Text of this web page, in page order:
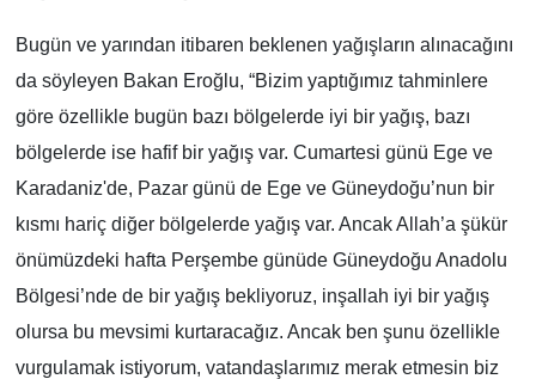
Bugün ve yarından itibaren beklenen yağışların alınacağını
da söyleyen Bakan Eroğlu, “Bizim yaptığımız tahminlere
göre özellikle bugün bazı bölgelerde iyi bir yağış, bazı
bölgelerde ise hafif bir yağış var. Cumartesi günü Ege ve
Karadaniz'de, Pazar günü de Ege ve Güneydoğu’nun bir
kısmı hariç diğer bölgelerde yağış var. Ancak Allah’a şükür
önümüzdeki hafta Perşembe günüde Güneydoğu Anadolu
Bölgesi’nde de bir yağış bekliyoruz, inşallah iyi bir yağış
olursa bu mevsimi kurtaracağız. Ancak ben şunu özellikle
vurgulamak istiyorum, vatandaşlarımız merak etmesin biz